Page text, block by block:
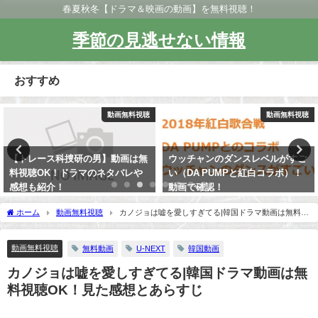
春夏秋冬【ドラマ＆映画の動画】を無料視聴！
季節の見逃せない情報
おすすめ
動画無料視聴
【トレース科捜研の男】動画は無
料視聴OK！ドラマのネタバレや
感想も紹介！
動画無料視聴
ウッチャンのダンスレベルがすご
い（DA PUMPと紅白コラボ）！
動画で確認！
ホーム 動画無料視聴
カノジョは嘘を愛しすぎてる|韓国ドラマ動画は無料視
聴OK！見た感想とあらすじ
動画無料視聴 無料動画 U-NEXT 韓国動画
カノジョは嘘を愛しすぎてる|韓国ドラマ動画は無
料視聴OK！見た感想とあらすじ